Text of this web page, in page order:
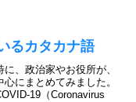
るカタカナ語
、政治家やお役所が、
にまとめてみました。
19（Coronavirus